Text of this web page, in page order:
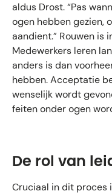
aldus Drost. “Pas
ogen hebben gezien,
aandient.” Rouwen is
Medewerkers leren
anders is dan
hebben. Acceptatie
wenselijk wordt
feiten onder ogen
De rol van
Cruciaal in dit proces